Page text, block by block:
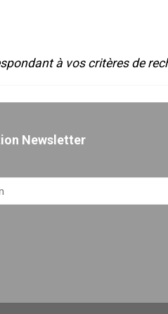
à vos critères de
Newsletter